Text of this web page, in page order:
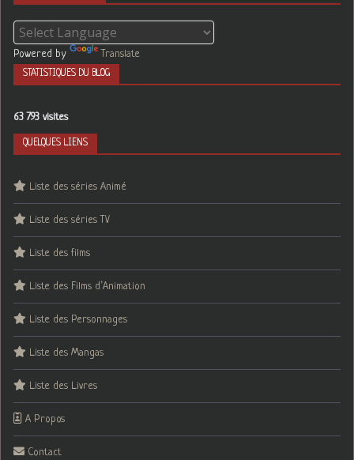
Powered by Translate
STATISTIQUES DU BLOG
63 793 visites
QUELQUES LIENS
Liste des séries Animé
Liste des séries TV
Liste des films
Liste des Films d’Animation
Liste des Personnages
Liste des Mangas
Liste des Livres
A Propos
Contact